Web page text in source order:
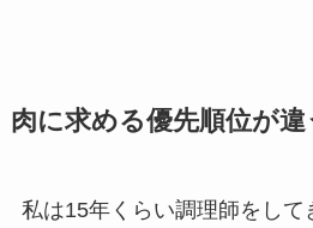
肉に求める優先順位が違
私は15年くらい調理師をして